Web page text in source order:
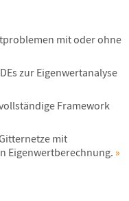
mit oder ohne
zur Eigenwertanalyse
ändige Framework
mit
Eigenwertberechnung. »